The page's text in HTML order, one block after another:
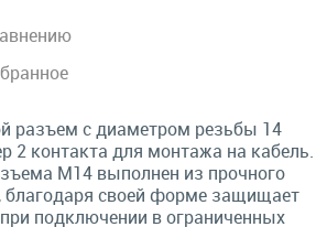
разъем с диаметром резьбы 14
2 контакта для монтажа на кабель.
М14 выполнен из прочного
благодаря своей форме защищает
подключении в ограниченных